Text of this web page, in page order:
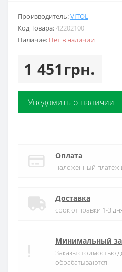
Производитель:VITOL
Код Товара:42202100
Наличие: Нет в наличии
1 451грн.
Уведомить о наличии
Оплата
наложенный платеж
Доставка
срок отправки 1-3
Минимальный
Заказы стоимостью
обрабатываются.